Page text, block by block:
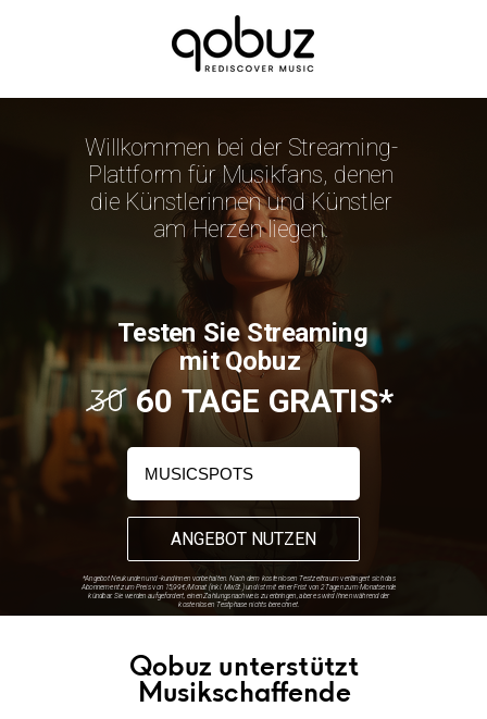
Qobuz unterstützt
Musikschaffende
ANGEBOT NUTZEN
Willkommen bei der Streaming-
Plattform für Musikfans, denen
die Künstlerinnen und Künstler
am Herzen liegen.
Testen Sie Streaming
mit Qobuz
60 TAGE GRATIS*
*Angebot Neukunden und -kundinnen vorbehalten. Nach dem kostenlosen Testzeitraum verlängert sich das
Abonnement zum Preis von 15,99 €/Monat (inkl. MwSt.) und ist mit einer Frist von 2 Tagen zum Monatsende
kündbar.Sie werden aufgefordert, einen Zahlungsnachweis zu erbringen, aber es wird Ihnen während der
kostenlosen Testphase nichts berechnet.